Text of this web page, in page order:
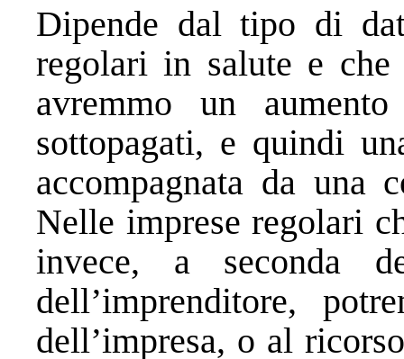
Dipende dal tipo di
regolari in salute e
avremmo un
sottopagati, e quindi
accompagnata da una
Nelle imprese regolari
invece, a seconda
dell’imprenditore,
dell’impresa, o al